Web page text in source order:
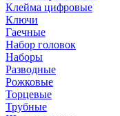
Клейма цифровые
Ключи
Гаечные
Набор головок
Наборы
Разводные
Рожковые
Торцевые
Трубные